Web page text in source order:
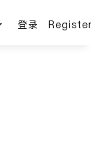
登录